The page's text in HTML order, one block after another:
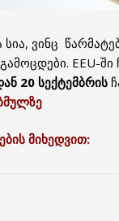
ვინც
EEU-
20 სექტემბრის
მიხედვით: